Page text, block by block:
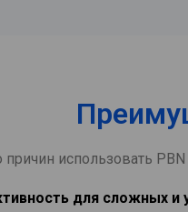
причин использовать
для сложных и